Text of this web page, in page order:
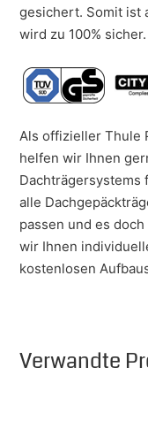
gesichert. Somit ist
wird zu 100% sicher.
Als offizieller Thule
helfen wir Ihnen
Dachträgersystems
alle
passen und es
wir Ihnen
kostenlosen
Verwandte